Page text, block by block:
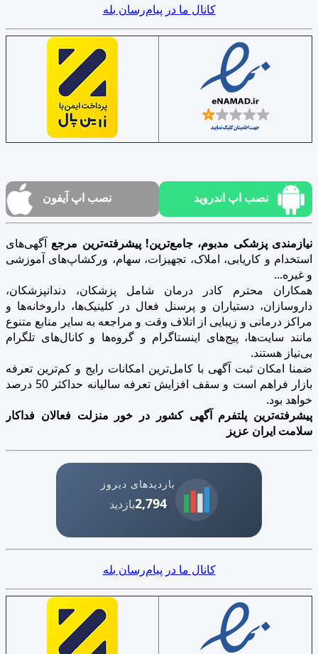
کانال ما در پیام‌رسان بله
نصب اپ اندروید نصب اپ آیفون
نیازمندی پزشکی مدبوم، جامع‌ترین! پیشرفته‌ترین مرجع آگهی‌های
استخدام و کاریابی، املاک، تجهیزات، سهام، ورکشاپ‌های آموزشی
و غیره...
همکاران محترم کادر درمان شامل پزشکان، دندانپزشکان،
داروسازان، دستیاران و پرسنل فعال در کلینیک‌ها، داروخانه‌ها و
مراکز درمانی و زیبایی از اتلاف وقت و مراجعه به سایر منابع متنوع
مانند سایت‌ها، پیج‌های اینستاگرام و گروه‌ها و کانال‌های تلگرام
بی‌نیاز هستند.
ضمنا امکان ثبت آگهی با کامل‌ترین امکانات رایج و کم‌ترین تعرفه
بازار فراهم است و سقف افزایش تعرفه سالیانه حداکثر 50 درصد
خواهد بود.
پیشرفته‌ترین پلتفرم آگهی کشور در خور منزلت فعالان فداکار
سلامت ایران عزیز
بازدیدهای دیروز
2,794بازدید
کانال ما در پیام‌رسان بله